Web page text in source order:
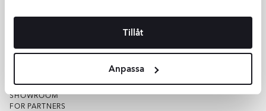
Tillåt
Anpassa
SPOR ORDRER
KVALITET
LAGER
SHOWROOM
FOR PARTNERS